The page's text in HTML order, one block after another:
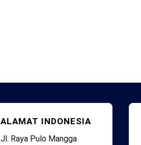
ALAMAT INDONESIA
Jl. Raya Pulo Mangga